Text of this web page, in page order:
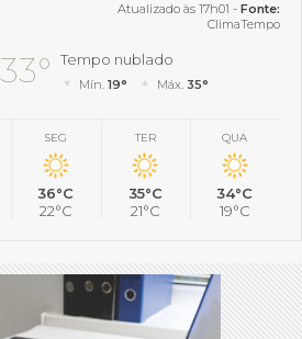
Atualizado às 17h01 - Fonte:
ClimaTempo
33° Tempo nublado
Mín.19° Máx. 35°
SEG
36°C
22°C
TER
35°C
21°C
QUA
34°C
19°C